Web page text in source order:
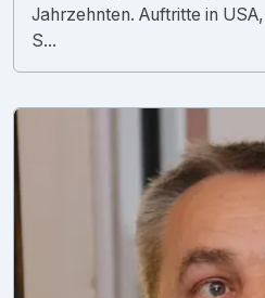
Jahrzehnten. Auftritte in
S...